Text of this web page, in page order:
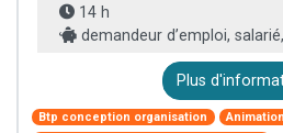
14 h
demandeur d’emploi,
Plus
Btp conception organisation